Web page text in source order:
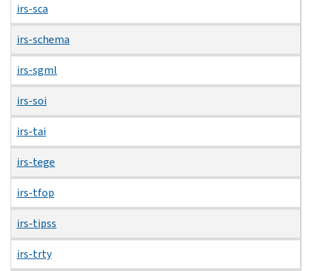
irs-sca
irs-schema
irs-sgml
irs-soi
irs-tai
irs-tege
irs-tfop
irs-tipss
irs-trty